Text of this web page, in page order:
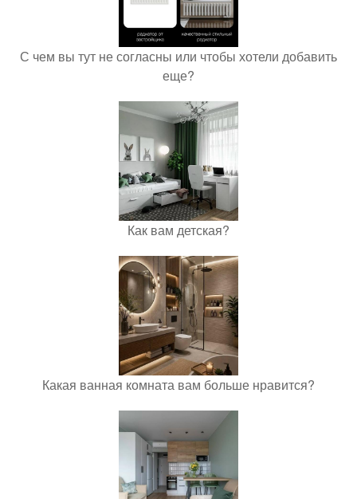
С чем вы тут не согласны или чтобы хотели добавить
еще?
Как вам детская?
Какая ванная комната вам больше нравится?